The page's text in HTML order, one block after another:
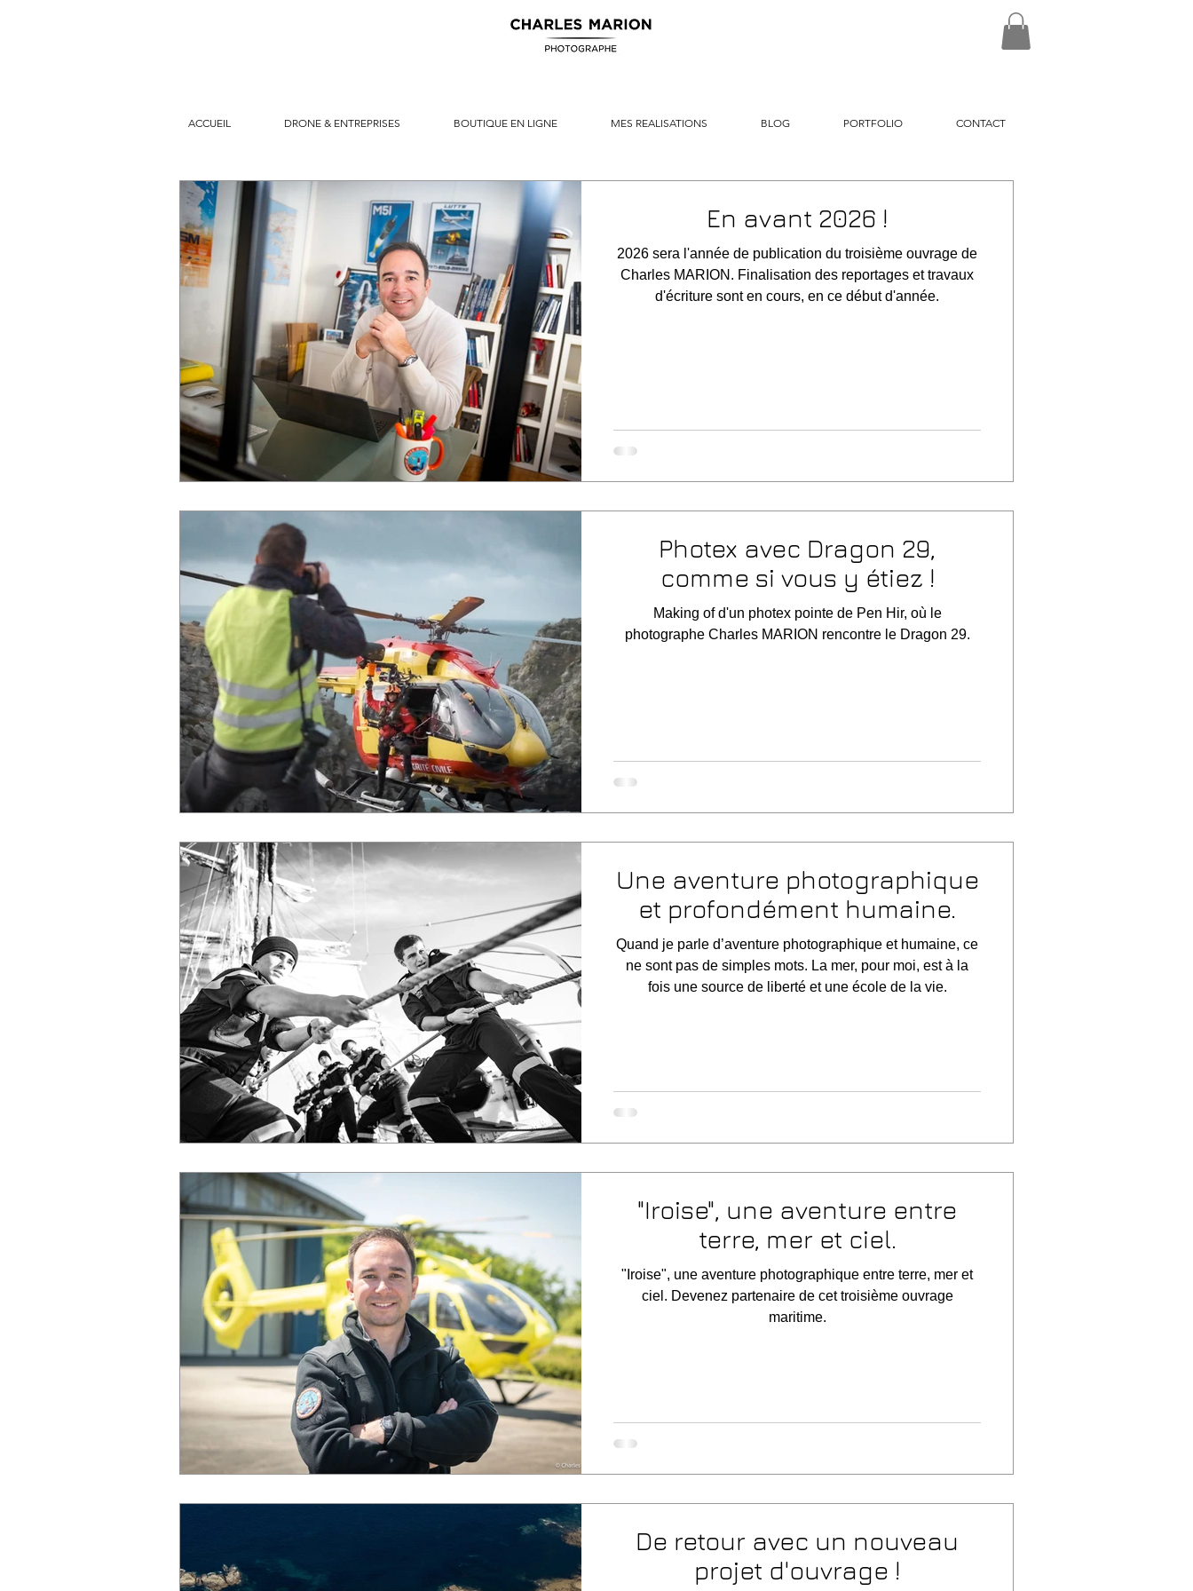
ACCUEIL DRONE & ENTREPRISES BOUTIQUE EN LIGNE MES REALISATIONS BLOG PORTFOLIO CONTACT
En avant 2026 !
2026 sera l'année de publication du troisième ouvrage de
Charles MARION. Finalisation des reportages et travaux
d'écriture sont en cours, en ce début d'année.
Photex avec Dragon 29,
comme si vous y étiez !
Making of d'un photex pointe de Pen Hir, où le
photographe Charles MARION rencontre le Dragon 29.
Une aventure photographique
et profondément humaine.
Quand je parle d’aventure photographique et humaine, ce
ne sont pas de simples mots. La mer, pour moi, est à la
fois une source de liberté et une école de la vie.
"Iroise", une aventure entre
terre, mer et ciel.
"Iroise", une aventure photographique entre terre, mer et
ciel. Devenez partenaire de cet troisième ouvrage
maritime.
De retour avec un nouveau
projet d'ouvrage !